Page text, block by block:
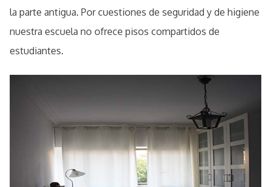
la parte antigua. Por cuestiones de seguridad y de higiene
nuestra escuela no ofrece pisos compartidos de
estudiantes.